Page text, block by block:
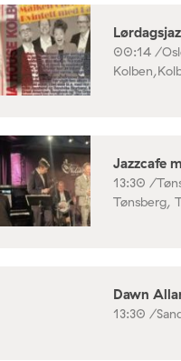
00:14 /
Jazzcafe
13:30 /
Tønsberg,
Dawn
13:30 /